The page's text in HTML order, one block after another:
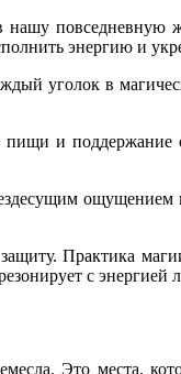
повседневную
энергию и
уголок в
и
Практика
с энергией
Это места,